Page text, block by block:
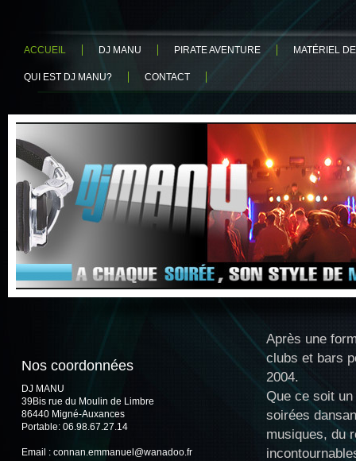
ACCUEIL DJ MANU PIRATE AVENTURE MATÉRIEL
QUI EST DJ MANU? CONTACT
Nos coordonnées
DJ MANU
39Bis rue du Moulin de Limbre
86440 Migné-Auxances
Portable: 06.98.67.27.14
Email : connan.emmanuel@wanadoo.fr
Après une
clubs et bars
2004.
Que ce soit
soirées
musiques, du